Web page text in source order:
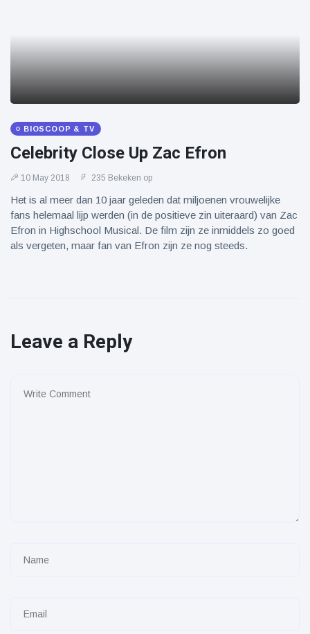
BIOSCOOP & TV
Celebrity Close Up Zac Efron
10 May 2018 235 Bekeken op
Het is al meer dan 10 jaar geleden dat miljoenen vrouwelijke
fans helemaal lijp werden (in de positieve zin uiteraard) van Zac
Efron in Highschool Musical. De film zijn ze inmiddels zo goed
als vergeten, maar fan van Efron zijn ze nog steeds.
Leave a Reply